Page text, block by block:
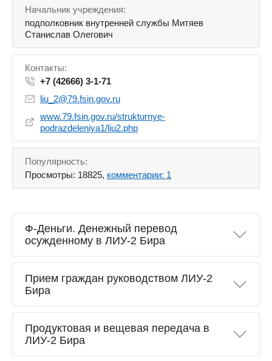
Начальник учреждения:
подполковник внутренней службы Митяев
Станислав Олегович
Контакты:
+7 (42666) 3-1-71
liu_2@79.fsin.gov.ru
www.79.fsin.gov.ru/strukturnye-
podrazdeleniya1/liu2.php
Популярность:
Просмотры: 18825, комментарии: 1
Ф-Деньги. Денежный перевод
осужденному в ЛИУ-2 Бира
Прием граждан руководством ЛИУ-2
Бира
Продуктовая и вещевая передача в
ЛИУ-2 Бира